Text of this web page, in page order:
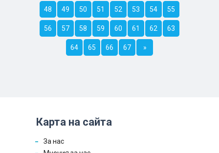
48 49 50 51 52 53 54 55
56 57 58 59 60 61 62 63
64 65 66 67 »
Карта на сайта
За нас